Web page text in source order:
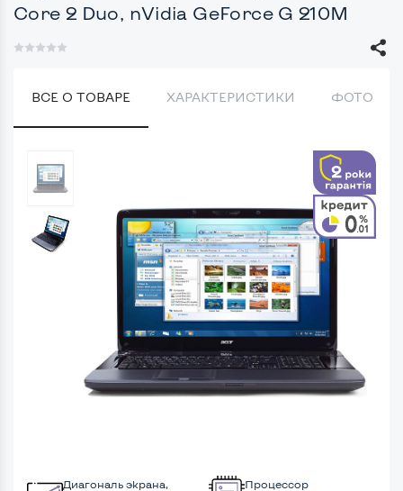
Core 2 Duo, nVidia GeForce G 210M
ВСЕ О ТОВАРЕ ХАРАКТЕРИСТИКИ ФОТО
Диагональ экрана,
Процессор